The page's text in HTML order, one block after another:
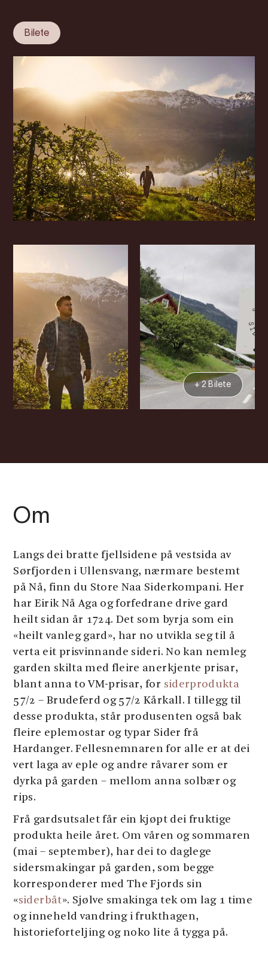
Bilete
+ 2 Bilete
Om
Langs dei bratte fjellsidene på vestsida av
Sørfjorden i Ullensvang, nærmare bestemt
på Nå, finn du Store Naa Siderkompani. Her
har Eirik Nå Aga og forfedrane drive gard
heilt sidan år 1724. Det som byrja som ein
«heilt vanleg gard», har no utvikla seg til å
verta eit prisvinnande sideri. No kan nemleg
garden skilta med fleire anerkjente prisar,
blant anna to VM-prisar, for siderprodukta
57/2 – Brudeferd og 57/2 Kårkall. I tillegg til
desse produkta, står produsenten også bak
fleire eplemostar og typar Sider frå
Hardanger. Fellesnemnaren for alle er at dei
vert laga av eple og andre råvarer som er
dyrka på garden – mellom anna solbær og
rips.
Frå gardsutsalet får ein kjøpt dei fruktige
produkta heile året. Om våren og sommaren
(mai – september), har dei to daglege
sidersmakingar på garden, som begge
korresponderer med The Fjords sin
«siderbåt». Sjølve smakinga tek om lag 1 time
og inneheld vandring i frukthagen,
historieforteljing og noko lite å tygga på.